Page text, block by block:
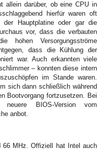
allein darüber, ob eine CPU in
hierfür waren oft
der Hauptplatine oder gar die
vor, dass die verbauten
hohen Versorgungsströme
dass die Kühlung der
war. Auch erkannten viele
– konnten diese intern
im Stande waren.
sich dann schließlich während
Bootvorgang fortzusetzen. Bei
BIOS-Version vom
anbot.
66 MHz. Offiziell hat Intel auch